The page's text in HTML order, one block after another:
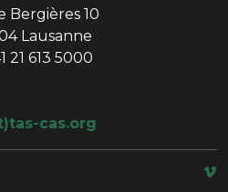
Bergières 10
Lausanne
21 613 5000
cas.org